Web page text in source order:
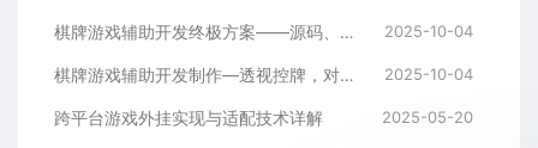
棋牌游戏辅助开发终极方案——源码、架构与算法全解析 2025-10-04
棋牌游戏辅助开发制作—透视控牌，对局胜率调节源码解析与逻辑全流程 2025-10-04
跨平台游戏外挂实现与适配技术详解 2025-05-20